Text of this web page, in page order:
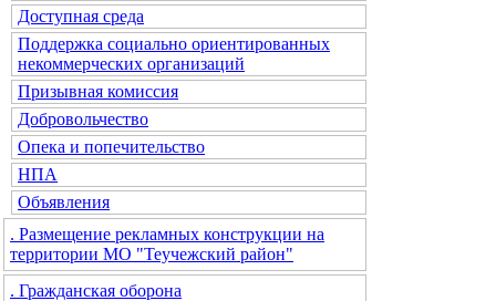
Доступная среда
Поддержка социально ориентированных
некоммерческих организаций
Призывная комиссия
Добровольчество
Опека и попечительство
НПА
Объявления
. Размещение рекламных конструкции на
территории МО "Теучежский район"
. Гражданская оборона